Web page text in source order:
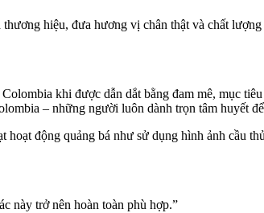
hiệu, đưa hương vị chân thật và chất
khi được dẫn dắt bằng đam mê, mục
– những người luôn dành trọn tâm huyết
hoạt động quảng bá như sử dụng hình ảnh cầu
này trở nên hoàn toàn phù hợp.”